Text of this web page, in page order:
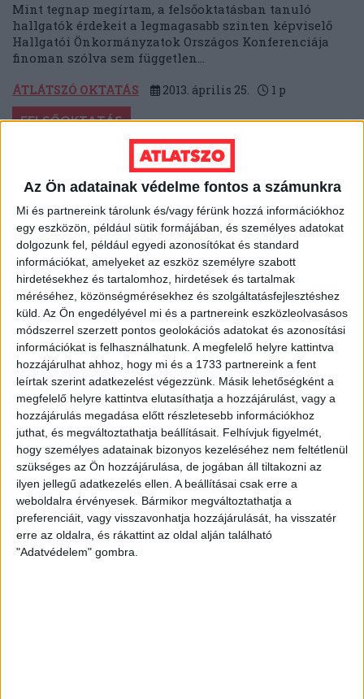
Az Ön adatainak védelme fontos a számunkra
Mi és partnereink tárolunk és/vagy férünk hozzá információkhoz
egy eszközön, például sütik formájában, és személyes adatokat
dolgozunk fel, például egyedi azonosítókat és standard
információkat, amelyeket az eszköz személyre szabott
hirdetésekhez és tartalomhoz, hirdetések és tartalmak
méréséhez, közönségmérésekhez és szolgáltatásfejlesztéshez
küld. Az Ön engedélyével mi és a partnereink eszközleolvasásos
módszerrel szerzett pontos geolokációs adatokat és azonosítási
információkat is felhasználhatunk. A megfelelő helyre kattintva
hozzájárulhat ahhoz, hogy mi és a 1733 partnereink a fent
leírtak szerint adatkezelést végezzünk. Másik lehetőségként a
megfelelő helyre kattintva elutasíthatja a hozzájárulást, vagy a
hozzájárulás megadása előtt részletesebb információkhoz
juthat, és megváltoztathatja beállításait. Felhívjuk figyelmét,
hogy személyes adatainak bizonyos kezeléséhez nem feltétlenül
szükséges az Ön hozzájárulása, de jogában áll tiltakozni az
ilyen jellegű adatkezelés ellen. A beállításai csak erre a
weboldalra érvényesek. Bármikor megváltoztathatja a
preferenciáit, vagy visszavonhatja hozzájárulását, ha visszatér
erre az oldalra, és rákattint az oldal alján található
"Adatvédelem" gombra.
Mint tegnap megírtam, a felsőoktatásban tanuló
hallgatók érdekeit a legmagasabb szinten képviselő
Hallgatói Önkormányzatok Országos Konferenciája
finoman szólva sem független...
ÁTLÁTSZÓ OKTATÁS 2013. április 25. 1 p
FELSŐOKTATÁS
A HÖOK és a kormány ,,viharos"
A Hallgatói Önkormányzatok Országos Konferenciája a
magyarországi egyetemi és főiskolai polgárság
legfontosabb érdekvédelmi szerve, melynek feladata,
hogy érvényre juttassa az...
ÁTLÁTSZÓ OKTATÁS 2013. április 25. 1 p
LEGFRISSEBB